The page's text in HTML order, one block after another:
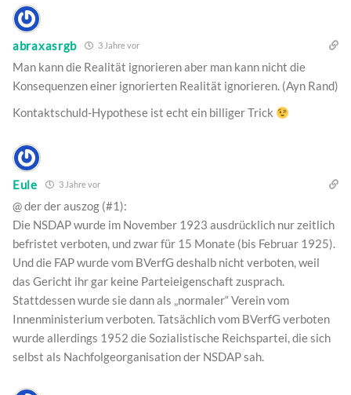
abraxasrgb 3 Jahre vor
Man kann die Realität ignorieren aber man kann nicht die
Konsequenzen einer ignorierten Realität ignorieren. (Ayn Rand)
Kontaktschuld-Hypothese ist echt ein billiger Trick
Eule 3 Jahre vor
@ der der auszog (#1):
Die NSDAP wurde im November 1923 ausdrücklich nur zeitlich
befristet verboten, und zwar für 15 Monate (bis Februar 1925).
Und die FAP wurde vom BVerfG deshalb nicht verboten, weil
das Gericht ihr gar keine Parteieigenschaft zusprach.
Stattdessen wurde sie dann als „normaler“ Verein vom
Innenministerium verboten. Tatsächlich vom BVerfG verboten
wurde allerdings 1952 die Sozialistische Reichspartei, die sich
selbst als Nachfolgeorganisation der NSDAP sah.